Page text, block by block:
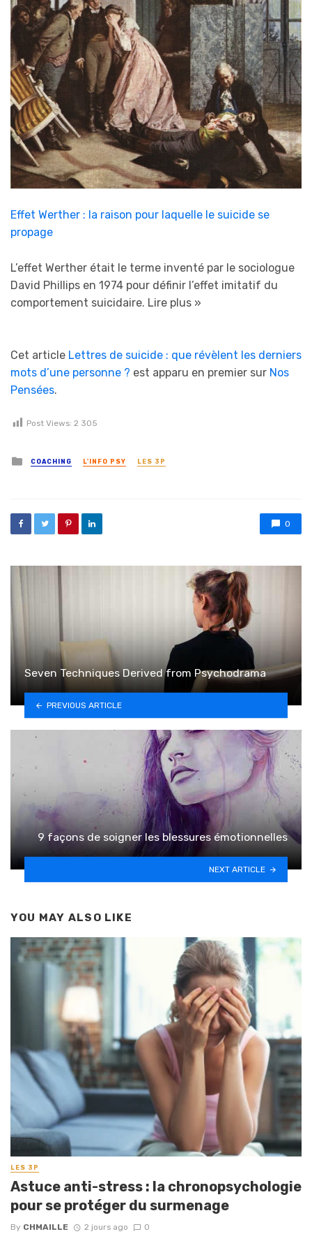
Effet Werther : la raison pour laquelle le suicide se
propage
L’effet Werther était le terme inventé par le sociologue
David Phillips en 1974 pour définir l’effet imitatif du
comportement suicidaire. Lire plus »
Cet article Lettres de suicide : que révèlent les derniers
mots d’une personne ? est apparu en premier sur Nos
Pensées.
Post Views: 2 305
Posted in
COACHING L'INFO PSY LES 3P
0
Seven Techniques Derived from Psychodrama
PREVIOUS ARTICLE
9 façons de soigner les blessures émotionnelles
NEXT ARTICLE
YOU MAY ALSO LIKE
LES 3P
Astuce anti-stress : la chronopsychologie
pour se protéger du surmenage
By CHMAILLE 2 jours ago 0